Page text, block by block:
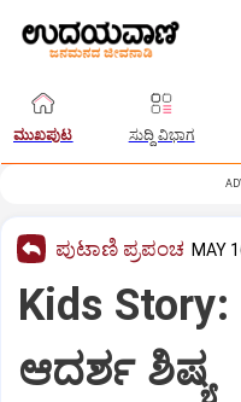
ಮುಖಪುಟ ಸುದ್ದಿ ವಿಭಾಗ
ಪುಟಾಣಿ ಪ್ರಪಂಚ MAY
Kids
ಆದರ್ಶ ಶಿಷ್ಯ